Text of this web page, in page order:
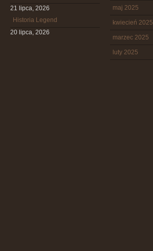
21 lipca, 2026
Historia Legend
20 lipca, 2026
maj 2025
kwiecień 2025
marzec 2025
luty 2025